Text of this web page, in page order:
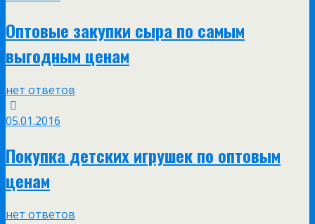
Оптовые закупки сыра по самым
выгодным ценам
нет ответов
05.01.2016
Покупка детских игрушек по оптовым
ценам
нет ответов